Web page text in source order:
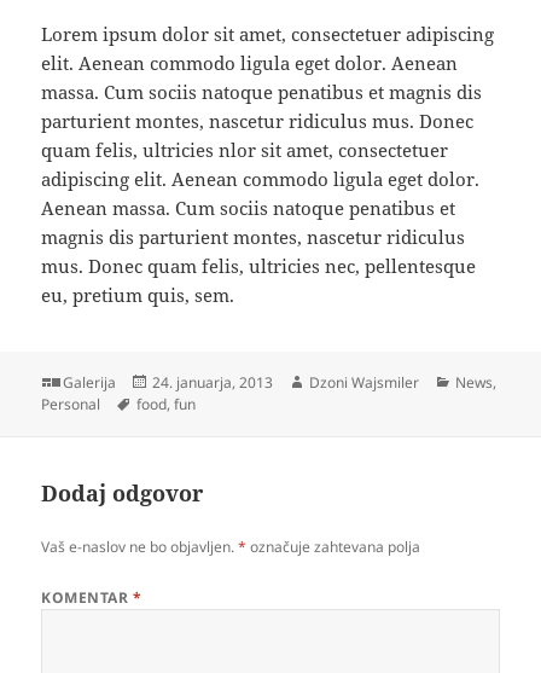
Lorem ipsum dolor sit amet, consectetuer adipiscing
elit. Aenean commodo ligula eget dolor. Aenean
massa. Cum sociis natoque penatibus et magnis dis
parturient montes, nascetur ridiculus mus. Donec
quam felis, ultricies nlor sit amet, consectetuer
adipiscing elit. Aenean commodo ligula eget dolor.
Aenean massa. Cum sociis natoque penatibus et
magnis dis parturient montes, nascetur ridiculus
mus. Donec quam felis, ultricies nec, pellentesque
eu, pretium quis, sem.
Format
Galerija
Objavljeno
dne
24. januarja, 2013 Avtor
Dzoni Wajsmiler Kategorije
News,
Personal
Oznake
food,fun
Dodaj odgovor
Vaš e-naslov ne bo objavljen. * označuje zahtevana polja
KOMENTAR *